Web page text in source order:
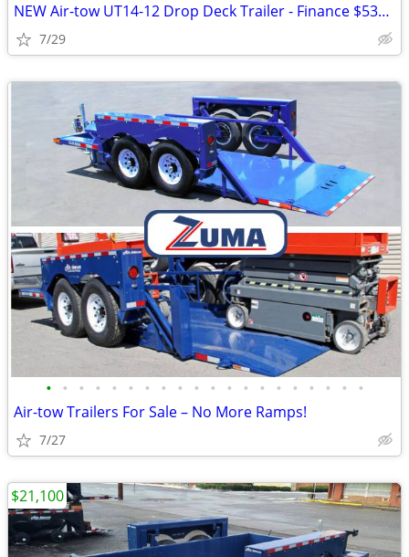
NEW Air-tow UT14-12 Drop Deck Trailer - Finance $535 Per Mo*
7/29
• • • • • • • • • • • • • • • • • • • •
Air-tow Trailers For Sale – No More Ramps!
7/27
$21,100